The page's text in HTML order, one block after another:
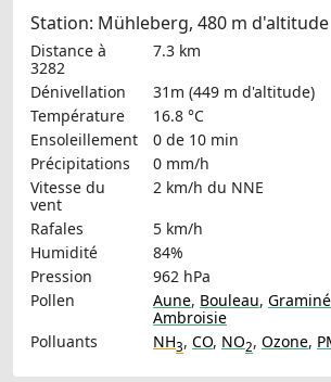
Station: Mühleberg, 480 m d'altitude
Distance à
3282
7.3 km
Dénivellation
31m (449 m d'altitude)
Température
16.8 °C
Ensoleillement
0 de 10 min
Précipitations
0 mm/h
Vitesse du
vent
2 km/h du NNE
Rafales
5 km/h
Humidité
84%
Pression
962 hPa
Pollen
Aune, Bouleau,
Ambroisie
Polluants
NH3, CO, NO2, Ozone,